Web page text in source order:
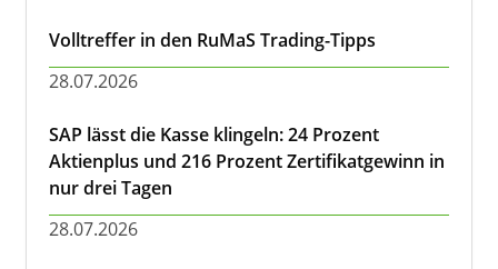
Volltreffer in den RuMaS Trading-Tipps
28.07.2026
SAP lässt die Kasse klingeln: 24 Prozent
Aktienplus und 216 Prozent Zertifikatgewinn in
nur drei Tagen
28.07.2026